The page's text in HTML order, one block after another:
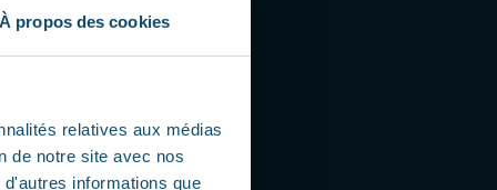
À propos des cookies
relatives aux médias
de notre site avec nos
informations que
futurs professionnels devront
ne s’agit plus seulement de